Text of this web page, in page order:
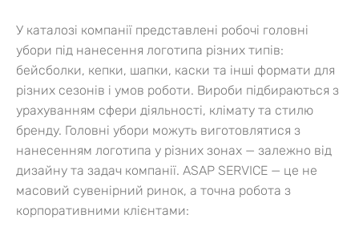
У каталозі компанії представлені робочі головні
убори під нанесення логотипа різних типів:
бейсболки, кепки, шапки, каски та інші формати для
різних сезонів і умов роботи. Вироби підбираються з
урахуванням сфери діяльності, клімату та стилю
бренду. Головні убори можуть виготовлятися з
нанесенням логотипа у різних зонах — залежно від
дизайну та задач компанії. ASAP SERVICE — це не
масовий сувенірний ринок, а точна робота з
корпоративними клієнтами: